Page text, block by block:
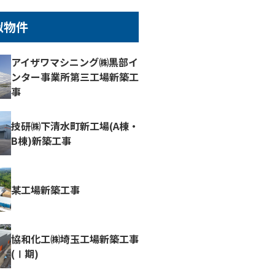
物件
アイザワマシニング㈱黒部イ
ンター事業所第三工場新築工
事
技研㈱下清水町新工場(A棟・
B棟)新築工事
某工場新築工事
協和化工㈱埼玉工場新築工事
(Ⅰ期)